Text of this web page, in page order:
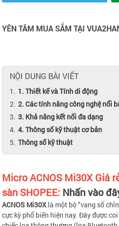
YÊN TÂM MUA SẮM TẠI
NỘI DUNG BÀI VIẾT
1. Thiết kế và Tính di động
2. Các tính năng công nghệ nổi
3. Khả năng kết nối đa dạng
4. Thông số kỹ thuật cơ bản
Thông số kỹ thuật
Micro ACNOS Mi30X Giá
sàn SHOPEE: Nhấn vào
ACNOS Mi30X là một bộ "vang số
cực kỳ phổ biến hiện nay. Đây được